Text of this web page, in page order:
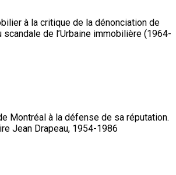
à la critique de la dénonciation de
de l’Urbaine immobilière (1964-
Montréal à la défense de sa réputation.
Jean Drapeau, 1954-1986